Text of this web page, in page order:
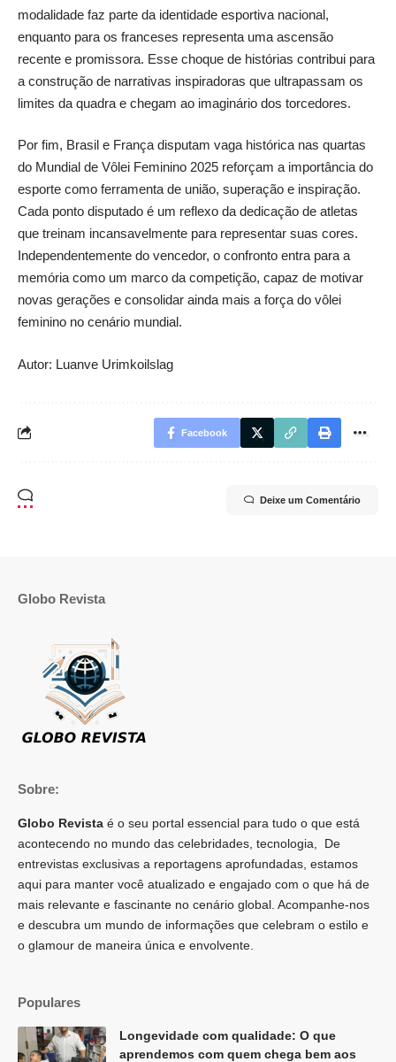
modalidade faz parte da identidade esportiva nacional,
enquanto para os franceses representa uma ascensão
recente e promissora. Esse choque de histórias contribui para
a construção de narrativas inspiradoras que ultrapassam os
limites da quadra e chegam ao imaginário dos torcedores.
Por fim, Brasil e França disputam vaga histórica nas quartas
do Mundial de Vôlei Feminino 2025 reforçam a importância do
esporte como ferramenta de união, superação e inspiração.
Cada ponto disputado é um reflexo da dedicação de atletas
que treinam incansavelmente para representar suas cores.
Independentemente do vencedor, o confronto entra para a
memória como um marco da competição, capaz de motivar
novas gerações e consolidar ainda mais a força do vôlei
feminino no cenário mundial.
Autor: Luanve Urimkoilslag
Facebook
Deixe um Comentário
Globo Revista
Sobre:
Globo Revista é o seu portal essencial para tudo o que está
acontecendo no mundo das celebridades, tecnologia, De
entrevistas exclusivas a reportagens aprofundadas, estamos
aqui para manter você atualizado e engajado com o que há de
mais relevante e fascinante no cenário global. Acompanhe-nos
e descubra um mundo de informações que celebram o estilo e
o glamour de maneira única e envolvente.
Populares
Longevidade com qualidade: O que
aprendemos com quem chega bem aos